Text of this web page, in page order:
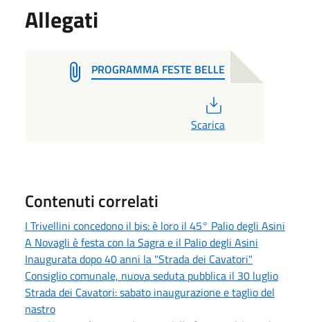
Allegati
PROGRAMMA FESTE BELLE
Scarica
Contenuti correlati
I Trivellini concedono il bis: è loro il 45° Palio degli Asini
A Novagli è festa con la Sagra e il Palio degli Asini
Inaugurata dopo 40 anni la "Strada dei Cavatori"
Consiglio comunale, nuova seduta pubblica il 30 luglio
Strada dei Cavatori: sabato inaugurazione e taglio del
nastro